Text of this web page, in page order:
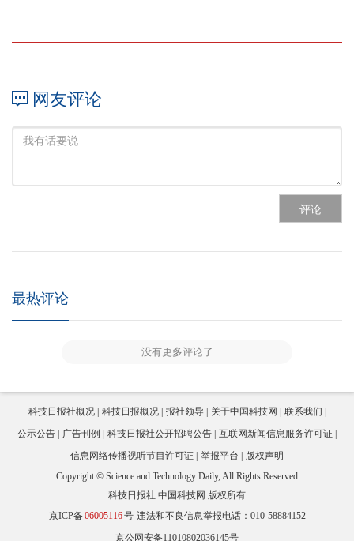
网友评论
评论
最热评论
没有更多评论了
科技日报社概况 科技日报概况 报社领导 关于中国科技网
联系我们
公示公告
广告刊例 科技日报社公开招聘公告
互联网新闻信息服务许可证
信息网络传播视听节目许可证
举报平台
版权声明
Copyright © Science and Technology Daily, All Rights Reserved
科技日报社 中国科技网 版权所有
京ICP备06005116号 违法和不良信息举报电话：010-58884152
京公网安备11010802036145号